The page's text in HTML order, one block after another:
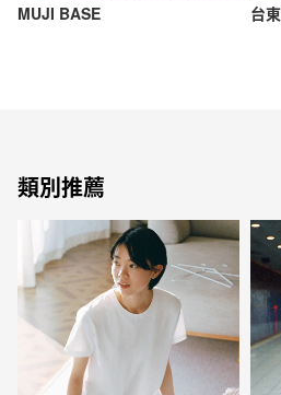
MUJI BASE 台
類別推薦